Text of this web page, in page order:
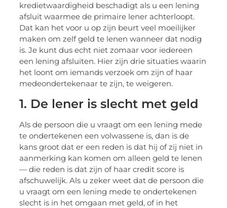
kredietwaardigheid beschadigt als u een lening
afsluit waarmee de primaire lener achterloopt.
Dat kan het voor u op zijn beurt veel moeilijker
maken om zelf geld te lenen wanneer dat nodig
is. Je kunt dus echt niet zomaar voor iedereen
een lening afsluiten. Hier zijn drie situaties waarin
het loont om iemands verzoek om zijn of haar
medeondertekenaar te zijn, te weigeren.
1. De lener is slecht met geld
Als de persoon die u vraagt om een lening mede
te ondertekenen een volwassene is, dan is de
kans groot dat er een reden is dat hij of zij niet in
aanmerking kan komen om alleen geld te lenen
— die reden is dat zijn of haar credit score is
afschuwelijk. Als u zeker weet dat de persoon die
u vraagt om een lening mede te ondertekenen
slecht is in het omgaan met geld, of in het